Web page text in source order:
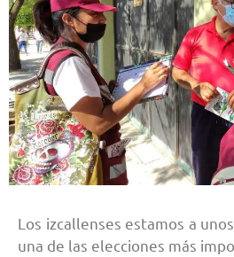
Los izcallenses estamos a
una de las elecciones más